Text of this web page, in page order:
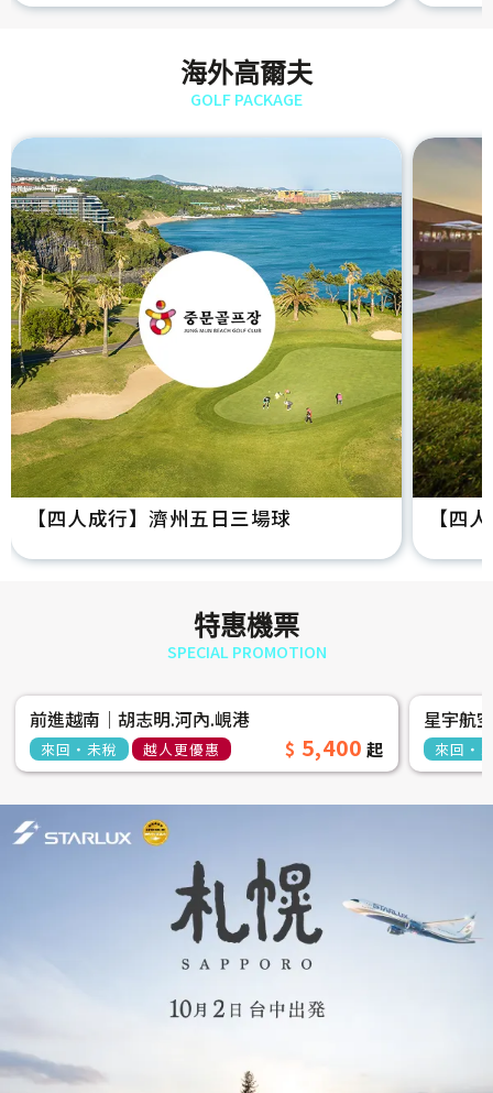
海外高爾夫
GOLF PACKAGE
【四人成行】濟州五日三場球 【四
特惠機票
SPECIAL PROMOTION
前進越南│胡志明.河內.峴港
來回‧未稅 越人更優惠 5,400
星宇航
來回‧